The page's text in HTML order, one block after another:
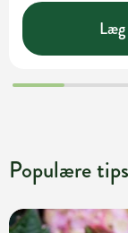
Populære